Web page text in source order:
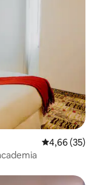
4,66 de uma
4,66 (35)